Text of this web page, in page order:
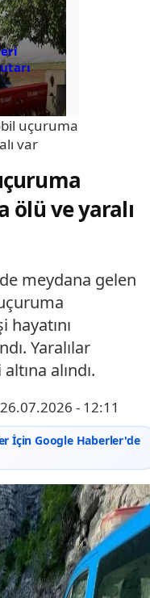
uçuruma
var
ölü ve yaralı
meydana gelen
Yaralılar
alındı.
26.07.2026 - 12:11
İçin Google Haberler'de